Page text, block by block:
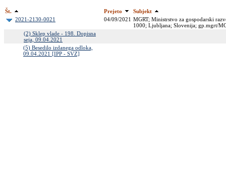
Št. Prejeto
Subjekt
2021-2130-0021
04/09/2021 MGRT; Ministrstvo za gospodarski
1000; Ljubljana; Slovenija; gp.mgrt/
(2) Sklep vlade - 198. Dopisna
seja, 09.04.2021
(5) Besedilo izdanega odloka,
09.04.2021 [IPP - SVZ]